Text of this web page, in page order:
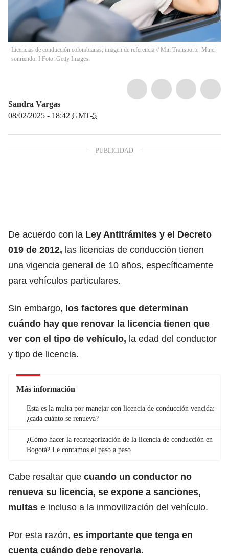
Licencias de conducción colombianas, imagen de referencia // Min Transporte. Mujer
sonriendo. I Foto: Getty Images.
Sandra Vargas
08/02/2025 - 18:42 GMT-5
De acuerdo con la Ley Antitrámites y el Decreto
019 de 2012, las licencias de conducción tienen
una vigencia general de 10 años, específicamente
para vehículos particulares.
Sin embargo, los factores que determinan
cuándo hay que renovar la licencia tienen que
ver con el tipo de vehículo, la edad del conductor
y tipo de licencia.
Más información
Esta es la multa por manejar con licencia de conducción vencida:
¿cada cuánto se renueva?
¿Cómo hacer la recategorización de la licencia de conducción en
Bogotá? Le contamos el paso a paso
Cabe resaltar que cuando un conductor no
renueva su licencia, se expone a sanciones,
multas e incluso a la inmovilización del vehículo.
Por esta razón, es importante que tenga en
cuenta cuándo debe renovarla.